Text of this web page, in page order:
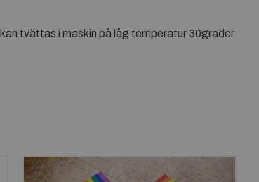
tvättas i maskin på låg temperatur 30grader